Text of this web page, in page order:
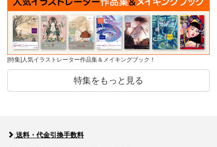
[特集]人気イラストレーター作品集＆メイキングブック！
特集をもっと見る
送料・代金引換手数料